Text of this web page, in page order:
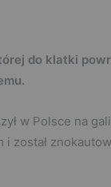
do klatki
w Polsce na
został